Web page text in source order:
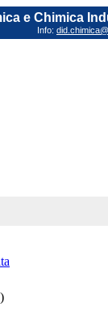
e Chimica
Info: